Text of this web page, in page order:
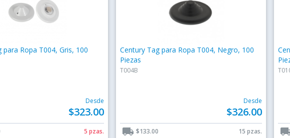
para Ropa T004, Gris, 100
Desde
$323.00
5 pzas.
Century Tag para Ropa T004, Negro, 100
Piezas
T004B
Desde
$326.00
local_shipping $133.00 15 pzas.